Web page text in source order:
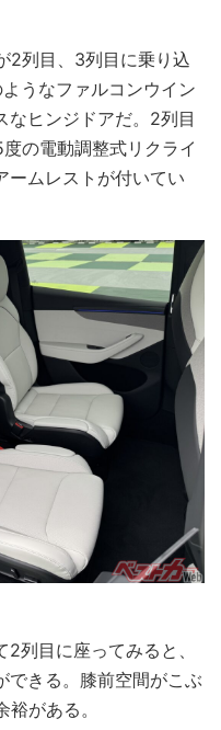
2列目、3列目に乗り込
うなファルコンウイン
なヒンジドアだ。2列目
の電動調整式リクライ
ームレストが付いてい
列目に座ってみると、
できる。膝前空間がこぶ
がある。